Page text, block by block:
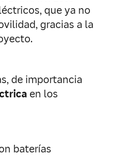
que ya no
gracias a la
de importancia
en los
baterías